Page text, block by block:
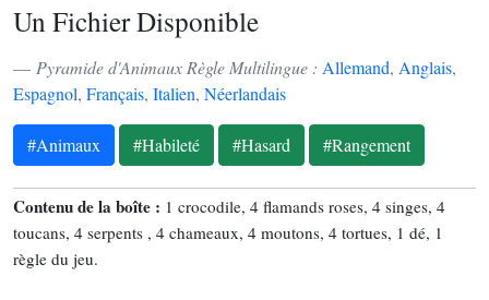
Un Fichier Disponible
Pyramide d'Animaux Règle Multilingue : Allemand, Anglais,
Espagnol, Français, Italien, Néerlandais
#Animaux #Habileté #Hasard #Rangement
Contenu de la boîte : 1 crocodile, 4 flamands roses, 4 singes, 4
toucans, 4 serpents , 4 chameaux, 4 moutons, 4 tortues, 1 dé, 1
règle du jeu.